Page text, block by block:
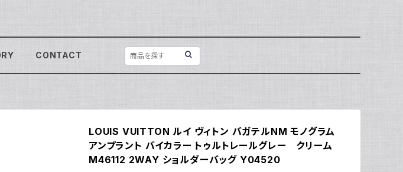
CONTACT
LOUIS VUITTON ルイ ヴィトン バガテルNM モノグラム
アンプラント バイカラー トゥルトレールグレー クリーム
M46112 2WAY ショルダーバッグ Y04520